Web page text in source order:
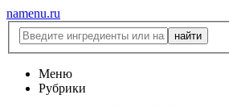
namenu.ru
Меню
Рубрики